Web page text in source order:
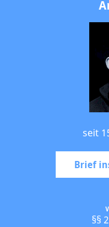
seit
Brief
§§